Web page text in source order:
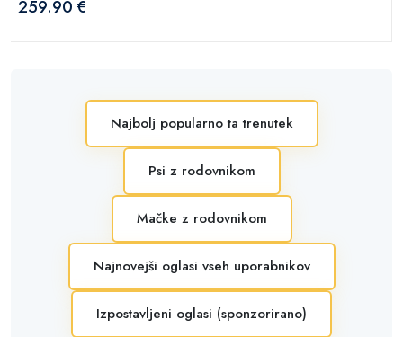
259.90 €
Najbolj popularno ta trenutek
Psi z rodovnikom
Mačke z rodovnikom
Najnovejši oglasi vseh uporabnikov
Izpostavljeni oglasi (sponzorirano)